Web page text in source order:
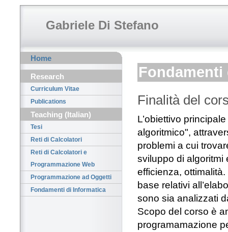
Gabriele Di Stefano
Home
Research
Curriculum Vitae
Publications
Teaching (Italian)
Tesi
Reti di Calcolatori
Reti di Calcolatori e
Programmazione Web
Programmazione ad Oggetti
Fondamenti di Informatica
Finalità del
L’obiettivo
algoritmico",
problemi a cui
sviluppo di algoritmi
efficienza,
base relativi
sono sia analizzati
Scopo del corso è
programamazione